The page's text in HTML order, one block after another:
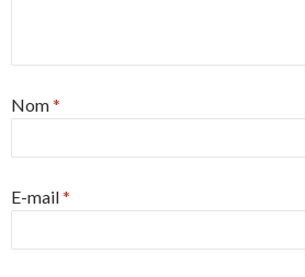
Nom*
E-mail*